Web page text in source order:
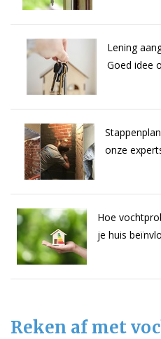
Lening
Goed idee
onze
Hoe
je huis
Reken af met